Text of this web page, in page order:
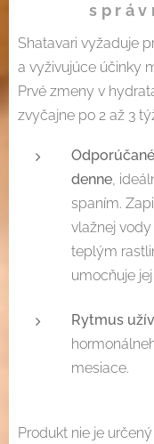
Shatavari vyžaduje
a vyživujúce účinky
Prvé zmeny v
zvyčajne po 2 až 3
denne,
spaním.
vlažnej
teplým
umocňuje
Rytmus
mesiace.
Produkt nie je